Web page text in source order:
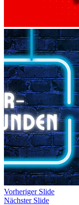
Vorheriger Slide
Nächster Slide